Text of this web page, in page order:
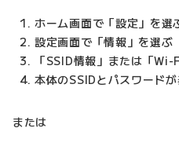
ホーム画面で「設定」を選
設定画面で「情報」を選ぶ
「SSID情報」または「
本体のSSIDとパスワード
または